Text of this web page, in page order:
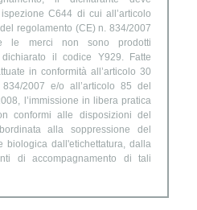
C644 di cui all’articolo
regolamento (CE) n. 834/2007
le merci non sono prodotti
il codice Y929. Fatte
in conformità all’articolo 30
2007 e/o all’articolo 85 del
l’immissione in libera pratica
conformi alle disposizioni del
alla soppressione del
biologica dall'etichettatura, dalla
di accompagnamento di tali